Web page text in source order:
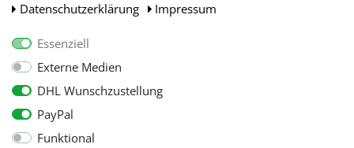
Daten­schutz­erklärung
Impressum
Essenziell
Externe Medien
DHL Wunschzustellung
PayPal
Funktional